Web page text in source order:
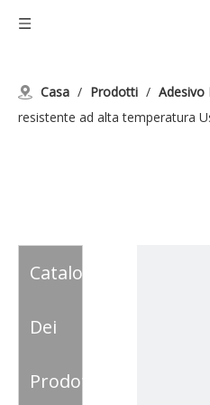
Casa / Prodotti / Adesivo
resistente ad alta temperatura
Catalogo
Dei
Prodotti